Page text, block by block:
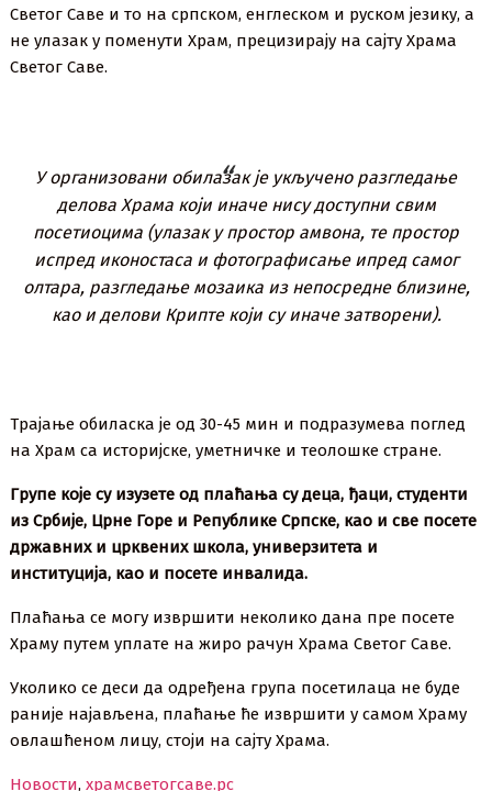
Светог Саве и то на српском, енглеском и руском језику, а
не улазак у поменути Храм, прецизирају на сајту Храма
Светог Саве.
У организовани обилазак је укључено разгледање
делова Храма који иначе нису доступни свим
посетиоцима (улазак у простор амвона, те простор
испред иконостаса и фотографисање ипред самог
олтара, разгледање мозаика из непосредне близине,
као и делови Крипте који су иначе затворени).
Трајање обиласка је од 30-45 мин и подразумева поглед
на Храм са историјске, уметничке и теолошке стране.
Групе које су изузете од плаћања су деца, ђаци, студенти
из Србије, Црне Горе и Републике Српске, као и све посете
државних и црквених школа, универзитета и
институција, као и посете инвалида.
Плаћања се могу извршити неколико дана пре посете
Храму путем уплате на жиро рачун Храма Светог Саве.
Уколико се деси да одређена група посетилаца не буде
раније најављена, плаћање ће извршити у самом Храму
овлашћеном лицу, стоји на сајту Храма.
Новости,храмсветогсаве.рс